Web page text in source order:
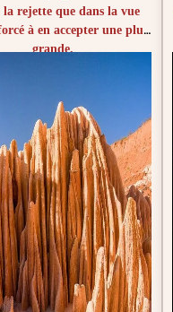
la rejette que dans la vue
à en accepter une plus
grande.
che nell'ambito di essere
ad accettarne una più
grande.